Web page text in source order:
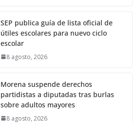
SEP publica guía de lista oficial de
útiles escolares para nuevo ciclo
escolar
8 agosto, 2026
Morena suspende derechos
partidistas a diputadas tras burlas
sobre adultos mayores
8 agosto, 2026